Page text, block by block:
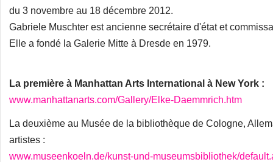
du 3 novembre au 18 décembre 2012.
Gabriele Muschter est ancienne secrétaire d'état et
Elle a fondé la Galerie Mitte à Dresde en 1979.
La première à Manhattan Arts International à New York :
www.manhattanarts.com/Gallery/Elke-Daemmrich.htm
La deuxième au Musée de la bibliothèque de Cologne,
artistes :
www.museenkoeln.de/kunst-und-museumsbibliothek/